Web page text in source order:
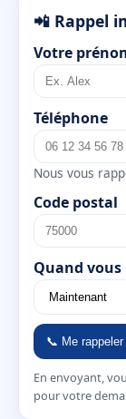
📲 Rappel
Votre
Téléphone
Nous vous
Code postal
Quand vous
📞 Me rappeler
En envoyant,
pour votre